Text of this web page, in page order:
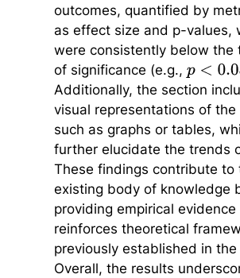
outcomes, quantified by
as effect size and p-values,
were consistently below the
of significance (e.g., p<0.05
Additionally, the section
visual representations of the
such as graphs or tables,
further elucidate the trends
These findings contribute to
existing body of knowledge
providing empirical
reinforces theoretical
previously established in
Overall, the results